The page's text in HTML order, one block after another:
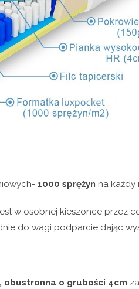
1000 sprężyn na
w osobnej kieszonce przez
do wagi podparcie dając
obustronna o grubości 4cm